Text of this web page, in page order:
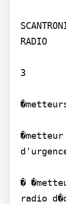
RADIO
3
�
radio